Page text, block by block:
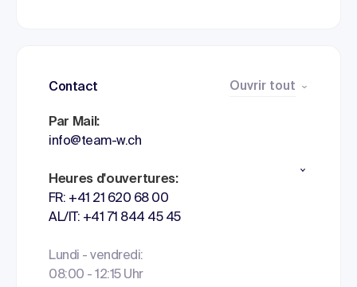
Contact Ouvrir tout
Par Mail:
info@team-w.ch
Heures d'ouvertures:
FR: +41 21 620 68 00
AL/IT: +41 71 844 45 45
Lundi - vendredi:
08:00 - 12:15 Uhr